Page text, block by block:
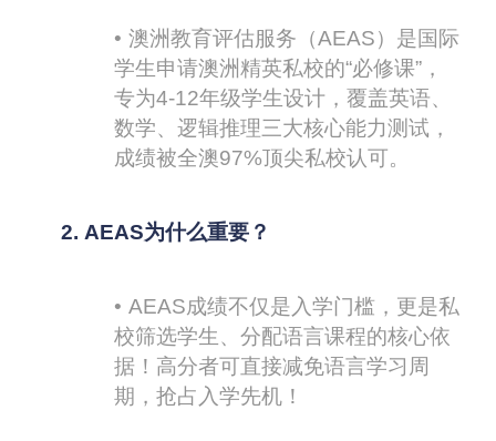
• 澳洲教育评估服务（AEAS）是国际
学生申请澳洲精英私校的“必修课”，
专为4-12年级学生设计，覆盖英语、
数学、逻辑推理三大核心能力测试，
成绩被全澳97%顶尖私校认可。
2. AEAS为什么重要？
• AEAS成绩不仅是入学门槛，更是私
校筛选学生、分配语言课程的核心依
据！高分者可直接减免语言学习周
期，抢占入学先机！